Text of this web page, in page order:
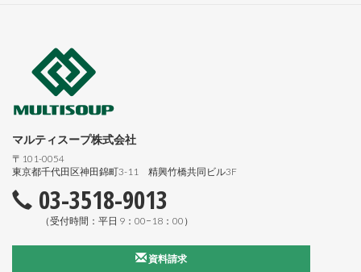
マルティスープ株式会社
〒101-0054
東京都千代田区神田錦町3-11 精興竹橋共同ビル3F
03-3518-9013
（受付時間：平日 9：00−18：00）
資料請求